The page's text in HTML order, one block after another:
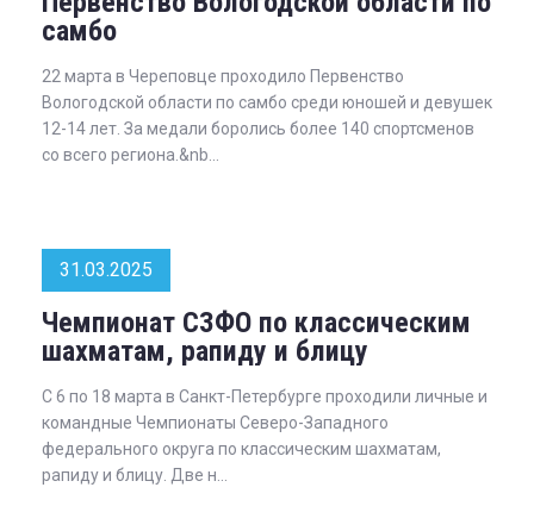
самбо
22 марта в Череповце проходило Первенство
Вологодской области по самбо среди юношей и девушек
12-14 лет. За медали боролись более 140 спортсменов
со всего региона.&nb...
31.03.2025
Чемпионат СЗФО по классическим
шахматам, рапиду и блицу
С 6 по 18 марта в Санкт-Петербурге проходили личные и
командные Чемпионаты Северо-Западного
федерального округа по классическим шахматам,
рапиду и блицу. Две н...